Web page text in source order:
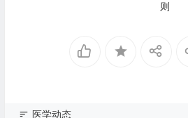
则
医学动态